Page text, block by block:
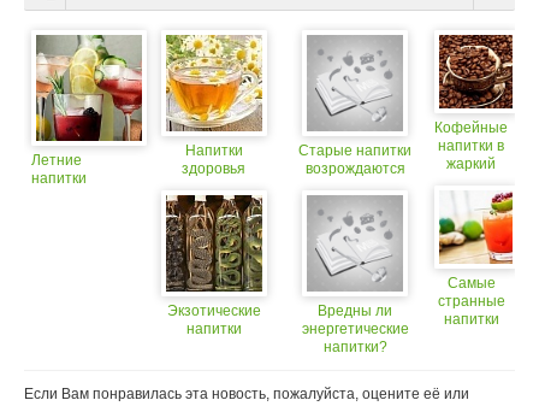
Летние
напитки
Напитки
здоровья
Экзотические
напитки
Старые напитки
возрождаются
Вредны ли
энергетические
напитки?
Кофейные
напитки в
жаркий
Самые
странные
напитки
Если Вам понравилась эта новость, пожалуйста, оцените её или